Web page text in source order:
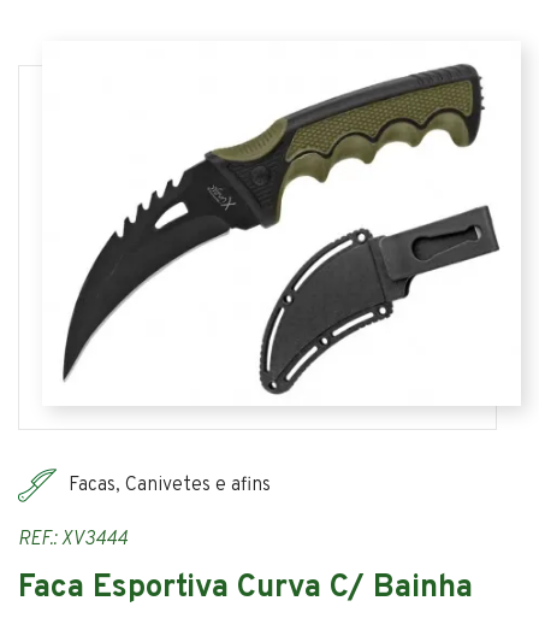
Facas, Canivetes e afins
REF.: XV3444
Faca Esportiva Curva C/ Bainha